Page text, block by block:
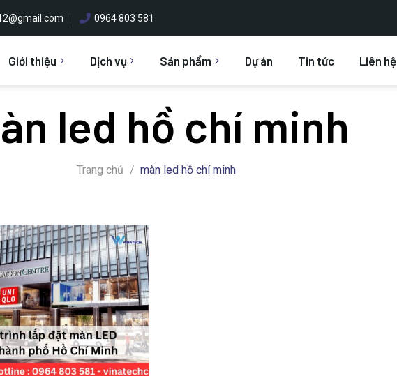
0964 803 581
Giới thiệu Dịch vụ Sản phẩm Dự án Tin tức Liên hệ
led hồ chí minh
Trang chủ / màn led hồ chí minh